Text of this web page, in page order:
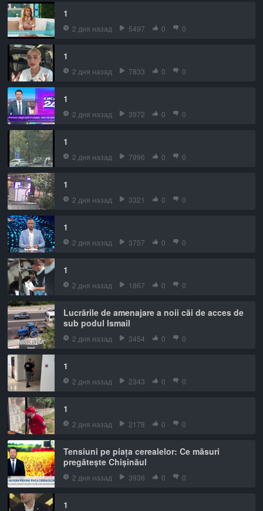
1
2 дня назад 5497 0 0
1
2 дня назад 7833 0 0
1
2 дня назад 3972 0 0
1
2 дня назад 7996 0 0
1
2 дня назад 3321 0 0
1
2 дня назад 3757 0 0
1
2 дня назад 1867 0 0
Lucrările de amenajare a noii căi de acces de
sub podul Ismail
2 дня назад 3454 0 0
1
2 дня назад 2343 0 0
1
2 дня назад 2178 0 0
Tensiuni pe piața cerealelor: Ce măsuri
pregătește Chișinăul
2 дня назад 3936 0 0
1